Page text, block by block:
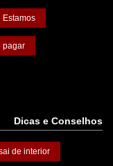
Estamos
pagar
Dicas e Conselhos
de interior